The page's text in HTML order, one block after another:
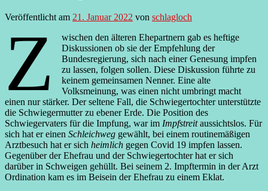
Veröffentlicht am 21. Januar 2022 von schlagloch
Z
wischen den älteren Ehepartnern gab es heftige
Diskussionen ob sie der Empfehlung der
Bundesregierung, sich nach einer Genesung impfen
zu lassen, folgen sollen. Diese Diskussion führte zu
keinem gemeinsamen Nenner. Eine alte
Volksmeinung, was einen nicht umbringt macht
einen nur stärker. Der seltene Fall, die Schwiegertochter unterstützte
die Schwiegermutter zu ebener Erde. Die Position des
Schwiegervaters für die Impfung, war im Impfstreitaussichtslos. Für
sich hat er einen Schleichweg gewählt, bei einem routinemäßigen
Arztbesuch hat er sich heimlich gegen Covid 19 impfen lassen.
Gegenüber der Ehefrau und der Schwiegertochter hat er sich
darüber in Schweigen gehüllt. Bei seinem 2. Impftermin in der Arzt
Ordination kam es im Beisein der Ehefrau zu einem Eklat.